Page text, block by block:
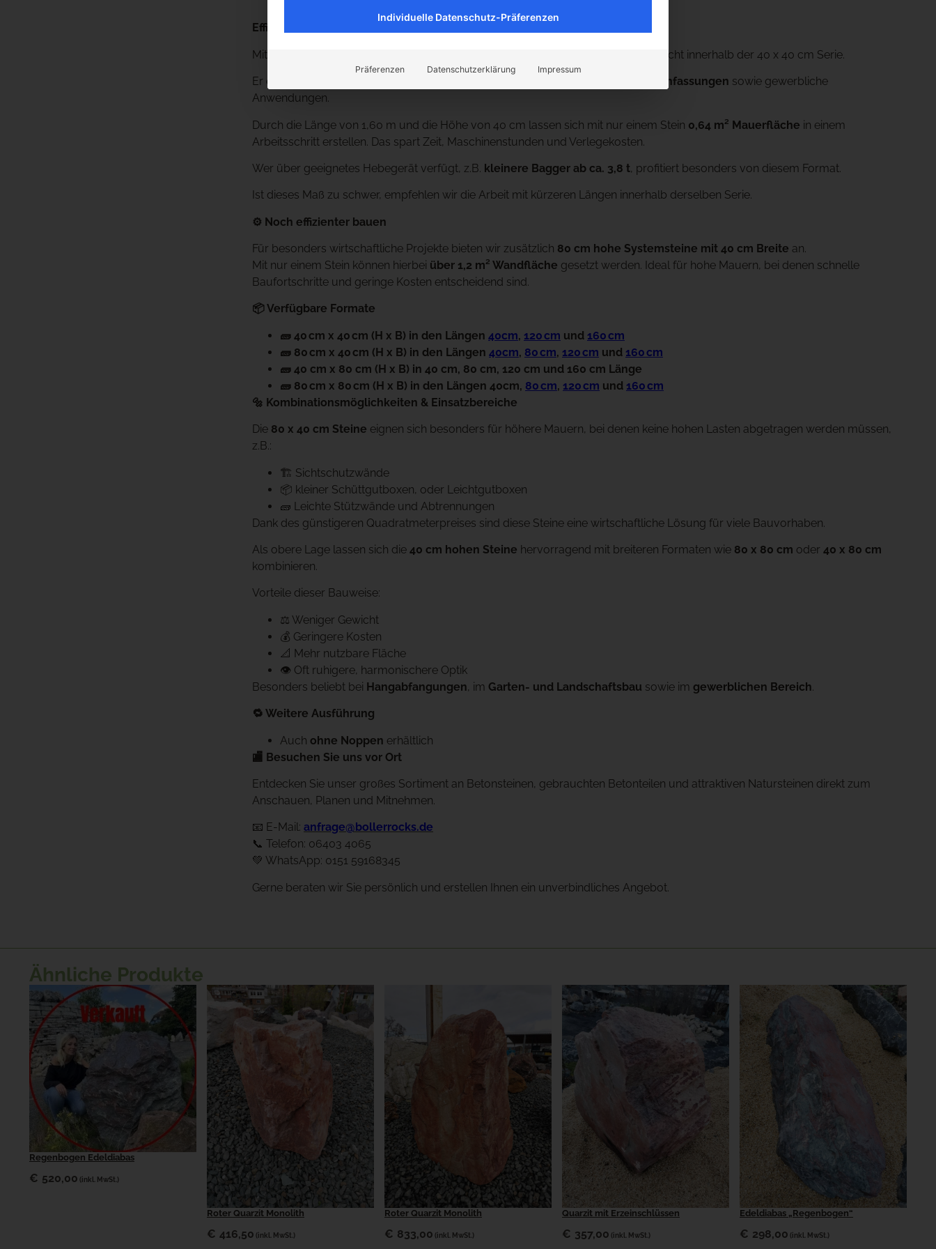
Effizienter Schwerlaststein für schnellen Mauerbau
Mit einem Gewicht von rund 650 kg ist dieser Beton Systemstein das Schwergewicht innerhalb der 40 x 40 cm Serie.
Er eignet sich ideal für stabile Einfassungen sowie gewerbliche
Anwendungen.
Durch die Länge von 1,60 m und die Höhe von 40 cm lassen sich mit nur einem Stein 0,64 m² Mauerfläche in einem
Arbeitsschritt erstellen. Das spart Zeit, Maschinenstunden und Verlegekosten.
Wer über geeignetes Hebegerät verfügt, z.B. kleinere Bagger ab ca. 3,8 t, profitiert besonders von diesem Format.
Ist dieses Maß zu schwer, empfehlen wir die Arbeit mit kürzeren Längen innerhalb derselben Serie.
⚙️ Noch effizienter bauen
Für besonders wirtschaftliche Projekte bieten wir zusätzlich 80 cm hohe Systemsteine mit 40 cm Breite an.
Mit nur einem Stein können hierbei über 1,2 m² Wandfläche gesetzt werden. Ideal für hohe Mauern, bei denen schnelle
Baufortschritte und geringe Kosten entscheidend sind.
📦 Verfügbare Formate
🧱 40 cm x 40 cm (H x B) in den Längen 40cm, 120 cm und 160 cm
🧱 80 cm x 40 cm (H x B) in den Längen 40cm, 80 cm, 120 cm und 160 cm
🧱 40 cm x 80 cm (H x B) in 40 cm, 80 cm, 120 cm und 160 cm Länge
🧱 80 cm x 80 cm (H x B) in den Längen 40cm, 80 cm, 120 cm und 160 cm
🔩 Kombinationsmöglichkeiten & Einsatzbereiche
Die 80 x 40 cm Steine eignen sich besonders für höhere Mauern, bei denen keine hohen Lasten abgetragen werden müssen,
z.B.:
🏗️ Sichtschutzwände
📦 kleiner Schüttgutboxen, oder Leichtgutboxen
🧱 Leichte Stützwände und Abtrennungen
Dank des günstigeren Quadratmeterpreises sind diese Steine eine wirtschaftliche Lösung für viele Bauvorhaben.
Als obere Lage lassen sich die 40 cm hohen Steine hervorragend mit breiteren Formaten wie 80 x 80 cm oder 40 x 80 cm
kombinieren.
Vorteile dieser Bauweise:
⚖️ Weniger Gewicht
💰 Geringere Kosten
📐 Mehr nutzbare Fläche
👁️ Oft ruhigere, harmonischere Optik
Besonders beliebt bei Hangabfangungen, im Garten- und Landschaftsbau sowie im gewerblichen Bereich.
🔁 Weitere Ausführung
Auch ohne Noppen erhältlich
🏬 Besuchen Sie uns vor Ort
Entdecken Sie unser großes Sortiment an Betonsteinen, gebrauchten Betonteilen und attraktiven Natursteinen direkt zum
Anschauen, Planen und Mitnehmen.
📧 E-Mail: anfrage@bollerrocks.de
📞 Telefon: 06403 4065
💚 WhatsApp: 0151 59168345
Gerne beraten wir Sie persönlich und erstellen Ihnen ein unverbindliches Angebot.
Ähnliche Produkte
Regenbogen Edeldiabas
€ 520,00 (inkl. MwSt.)
Roter Quarzit Monolith
€ 416,50 (inkl. MwSt.)
Roter Quarzit Monolith
€ 833,00 (inkl. MwSt.)
Quarzit mit Erzeinschlüssen
€ 357,00 (inkl. MwSt.)
Edeldiabas „Regenbogen“
€ 298,00 (inkl. MwSt.)
Individuelle Datenschutz-Präferenzen
Präferenzen Datenschutzerklärung Impressum